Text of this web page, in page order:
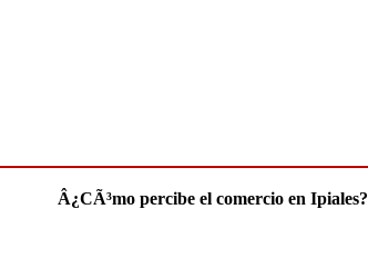
Â¿CÃ³mo percibe el comercio en Ipiales?